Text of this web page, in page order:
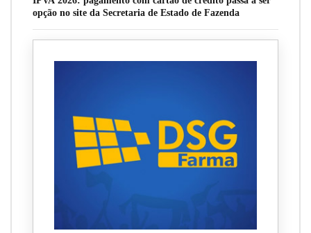
opção no site da Secretaria de Estado de Fazenda